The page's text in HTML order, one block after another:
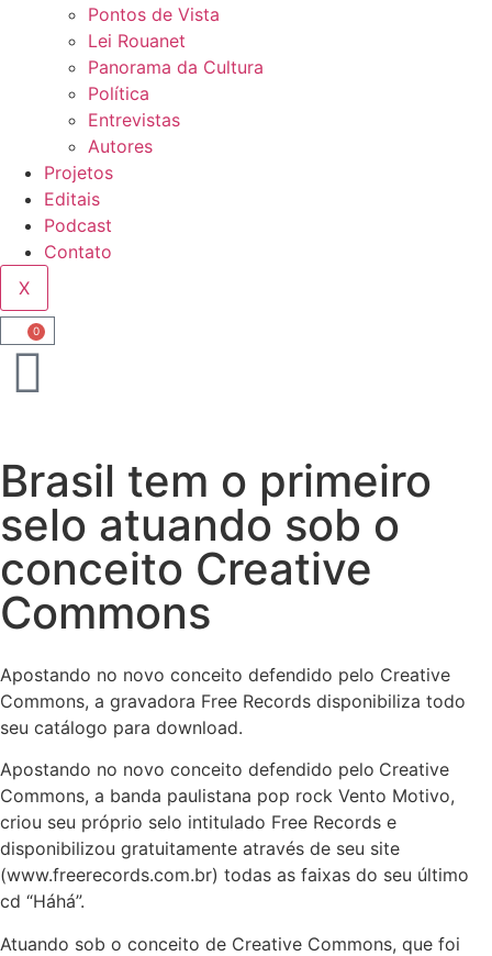
Pontos de Vista
Lei Rouanet
Panorama da Cultura
Política
Entrevistas
Autores
Projetos
Editais
Podcast
Contato
X
0
Brasil tem o primeiro
selo atuando sob o
conceito Creative
Commons
Apostando no novo conceito defendido pelo Creative
Commons, a gravadora Free Records disponibiliza todo
seu catálogo para download.
Apostando no novo conceito defendido pelo Creative
Commons, a banda paulistana pop rock Vento Motivo,
criou seu próprio selo intitulado Free Records e
disponibilizou gratuitamente através de seu site
(www.freerecords.com.br) todas as faixas do seu último
cd “Háhá”.
Atuando sob o conceito de Creative Commons, que foi